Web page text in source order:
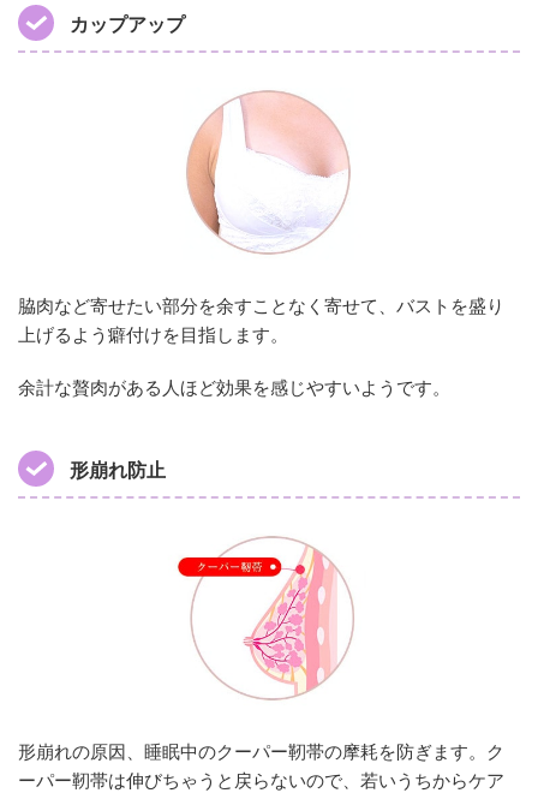
カップアップ
脇肉など寄せたい部分を余すことなく寄せて、バストを盛り
上げるよう癖付けを目指します。
余計な贅肉がある人ほど効果を感じやすいようです。
形崩れ防止
形崩れの原因、睡眠中のクーパー靭帯の摩耗を防ぎます。ク
ーパー靭帯は伸びちゃうと戻らないので、若いうちからケア